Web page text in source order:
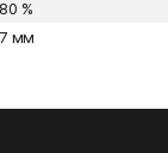
%
мм